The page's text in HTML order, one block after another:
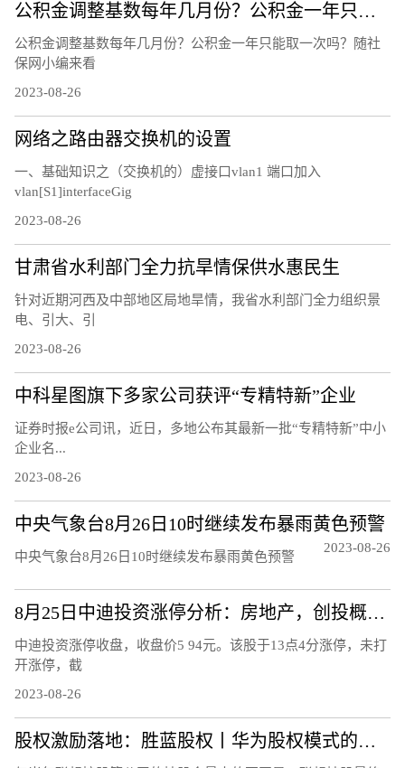
公积金调整基数每年几月份？公积金一年只能取一次吗
公积金调整基数每年几月份？公积金一年只能取一次吗？随社
保网小编来看
2023-08-26
网络之路由器交换机的设置
一、基础知识之（交换机的）虚接口vlan1 端口加入
vlan[S1]interfaceGig
2023-08-26
甘肃省水利部门全力抗旱情保供水惠民生
针对近期河西及中部地区局地旱情，我省水利部门全力组织景
电、引大、引
2023-08-26
中科星图旗下多家公司获评“专精特新”企业
证券时报e公司讯，近日，多地公布其最新一批“专精特新”中小
企业名...
2023-08-26
中央气象台8月26日10时继续发布暴雨黄色预警
中央气象台8月26日10时继续发布暴雨黄色预警
2023-08-26
8月25日中迪投资涨停分析：房地产，创投概念热股
中迪投资涨停收盘，收盘价5 94元。该股于13点4分涨停，未打
开涨停，截
2023-08-26
股权激励落地：胜蓝股权丨华为股权模式的深度解析！